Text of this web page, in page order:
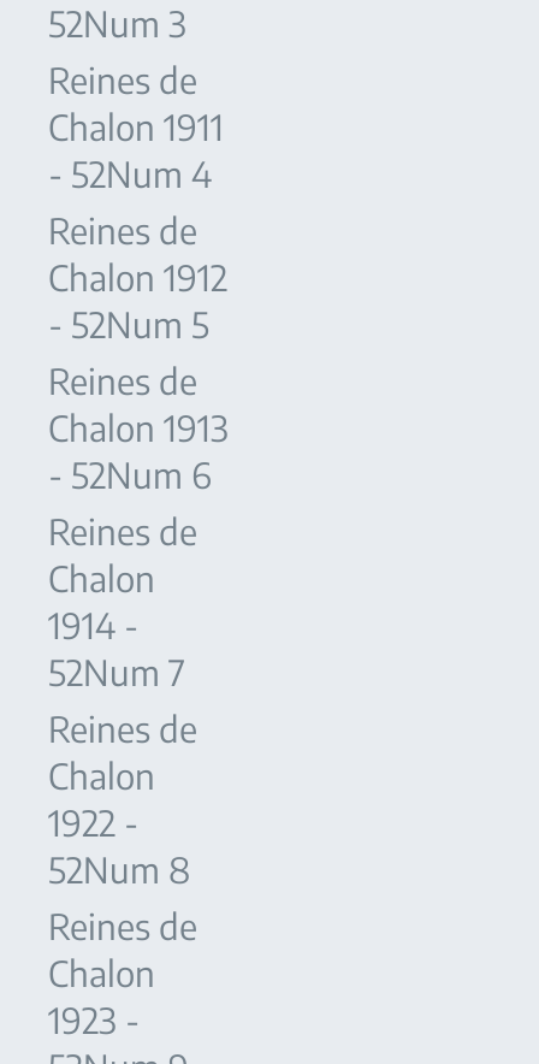
52Num 3
Reines de
Chalon 1911
- 52Num 4
Reines de
Chalon 1912
- 52Num 5
Reines de
Chalon 1913
- 52Num 6
Reines de
Chalon
1914 -
52Num 7
Reines de
Chalon
1922 -
52Num 8
Reines de
Chalon
1923 -